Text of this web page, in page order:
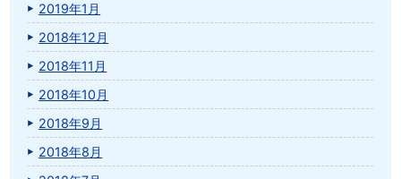
2019年1月
2018年12月
2018年11月
2018年10月
2018年9月
2018年8月